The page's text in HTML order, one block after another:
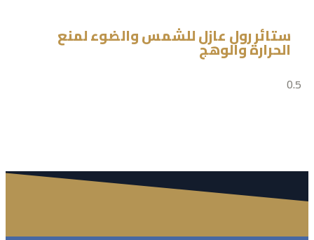
ستائر رول عازل للشمس والضوء لمنع
الحرارة والوهج